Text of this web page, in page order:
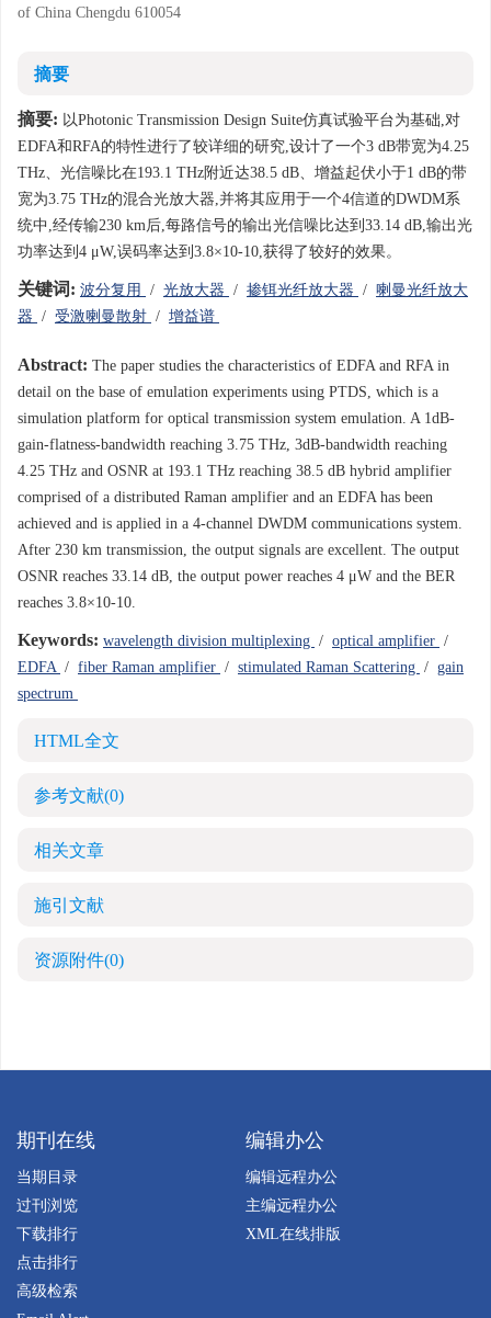
of China Chengdu 610054
摘要
摘要: 以Photonic Transmission Design Suite仿真试验平台为基础,对
EDFA和RFA的特性进行了较详细的研究,设计了一个3 dB带宽为4.25
THz、光信噪比在193.1 THz附近达38.5 dB、增益起伏小于1 dB的带
宽为3.75 THz的混合光放大器,并将其应用于一个4信道的DWDM系
统中,经传输230 km后,每路信号的输出光信噪比达到33.14 dB,输出光
功率达到4 μW,误码率达到3.8×10-10,获得了较好的效果。
关键词: 波分复用 / 光放大器 / 掺铒光纤放大器 / 喇曼光纤放大
器 / 受激喇曼散射 / 增益谱
Abstract: The paper studies the characteristics of EDFA and RFA in
detail on the base of emulation experiments using PTDS, which is a
simulation platform for optical transmission system emulation. A 1dB-
gain-flatness-bandwidth reaching 3.75 THz, 3dB-bandwidth reaching
4.25 THz and OSNR at 193.1 THz reaching 38.5 dB hybrid amplifier
comprised of a distributed Raman amplifier and an EDFA has been
achieved and is applied in a 4-channel DWDM communications system.
After 230 km transmission, the output signals are excellent. The output
OSNR reaches 33.14 dB, the output power reaches 4 μW and the BER
reaches 3.8×10-10.
Keywords: wavelength division multiplexing / optical amplifier /
EDFA / fiber Raman amplifier / stimulated Raman Scattering / gain
spectrum
HTML全文
参考文献(0)
相关文章
施引文献
资源附件(0)
期刊在线
当期目录
过刊浏览
下载排行
点击排行
高级检索
编辑办公
编辑远程办公
主编远程办公
XML在线排版